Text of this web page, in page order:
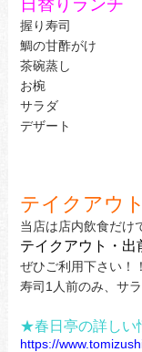
日替りランチ
握り寿司
鯛の甘酢がけ
茶碗蒸し
お椀
サラダ
デザート
テイクアウ
当店は店内飲食だけ
テイクアウト・出
ぜひご利用下さい！！
寿司1人前のみ、サ
★春日亭の詳しい
https://